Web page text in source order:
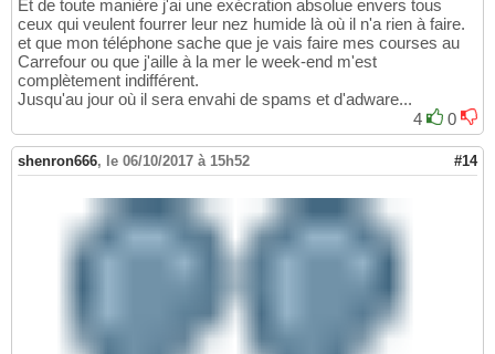
Et de toute manière j'ai une exécration absolue envers tous
ceux qui veulent fourrer leur nez humide là où il n'a rien à faire.
et que mon téléphone sache que je vais faire mes courses au
Carrefour ou que j'aille à la mer le week-end m'est
complètement indifférent.
Jusqu'au jour où il sera envahi de spams et d'adware...
4
0
shenron666, le 06/10/2017 à 15h52 #14